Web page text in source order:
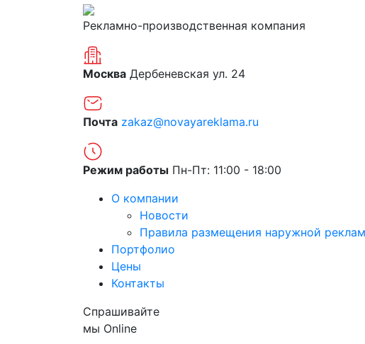
Рекламно-производственная компания
Москва Дербеневская ул. 24
Почта zakaz@novayareklama.ru
Режим работы Пн-Пт: 11:00 - 18:00
О компании
Новости
Правила размещения наружной
Портфолио
Цены
Контакты
Спрашивайте
мы Online